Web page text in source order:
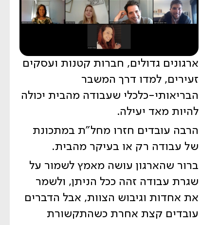
ארגונים גדולים, חברות קטנות ועסקים
זעירים, למדו דרך המשבר
הבריאותי-כלכלי שעבודה מהבית יכולה
להיות מאד יעילה.
הרבה עובדים חזרו מחל"ת במתכונת
של עבודה רק או בעיקר מהבית.
ברור שהארגון עושה מאמץ לשמור על
שגרת עבודה זהה ככל הניתן, ולשמר
את אחדות וגיבוש הצוות, אבל הדברים
עובדים קצת אחרת כשהתקשורת